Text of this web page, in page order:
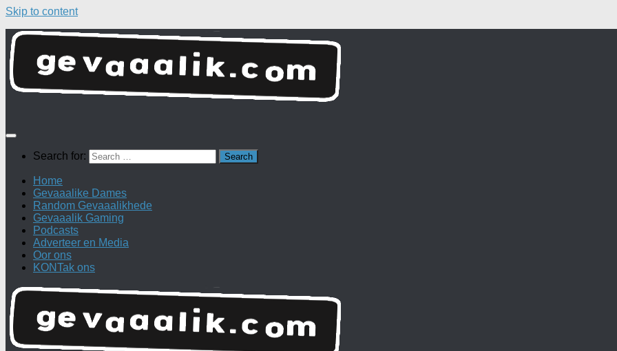
Skip to content
Search for:
Home
Gevaaalike Dames
Random Gevaaalikhede
Gevaaalik Gaming
Podcasts
Adverteer en Media
Oor ons
KONTak ons